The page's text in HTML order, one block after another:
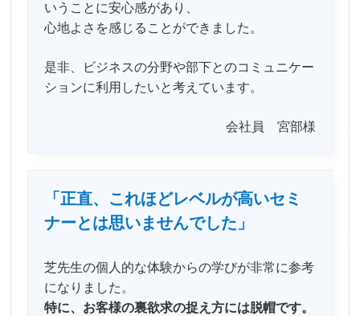
いうことに安心感があり、
心地よさを感じることができました。
是非、ビジネスの分野や部下とのコミュニケー
ションに利用したいと考えています。
会社員 宮部様
「正直、これほどレベルが高いセミ
ナーとは思いませんでした」
芝先生の個人的な体験からの学びが非常に参考
になりました。
特に、お客様の裏欲求の捉え方には脱帽です。